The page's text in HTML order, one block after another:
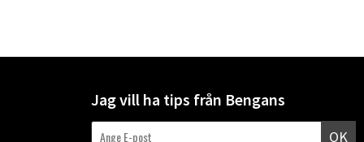
Jag vill ha tips från Bengans
OK